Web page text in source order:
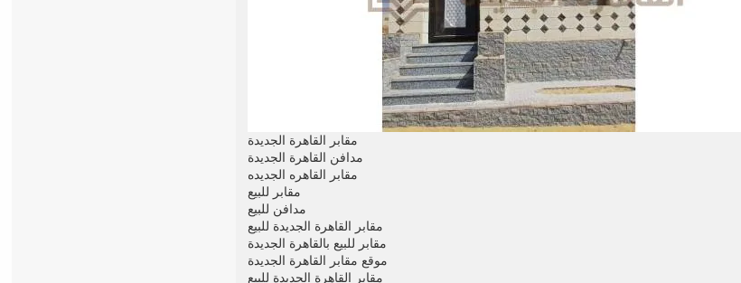
مقابر القاهرة الجديدة
مدافن القاهرة الجديدة
مقابر القاهره الجديده
مقابر للبيع
مدافن للبيع
مقابر القاهرة الجديدة للبيع
مقابر للبيع بالقاهرة الجديدة
موقع مقابر القاهرة الجديدة
مقابر القاهرة الجديدة للبيع